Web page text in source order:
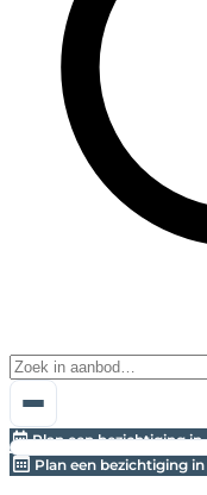
Plan een bezichtiging in
Plan een bezichtiging in